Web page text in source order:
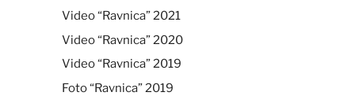
Video “Ravnica” 2021
Video “Ravnica” 2020
Video “Ravnica” 2019
Foto “Ravnica” 2019